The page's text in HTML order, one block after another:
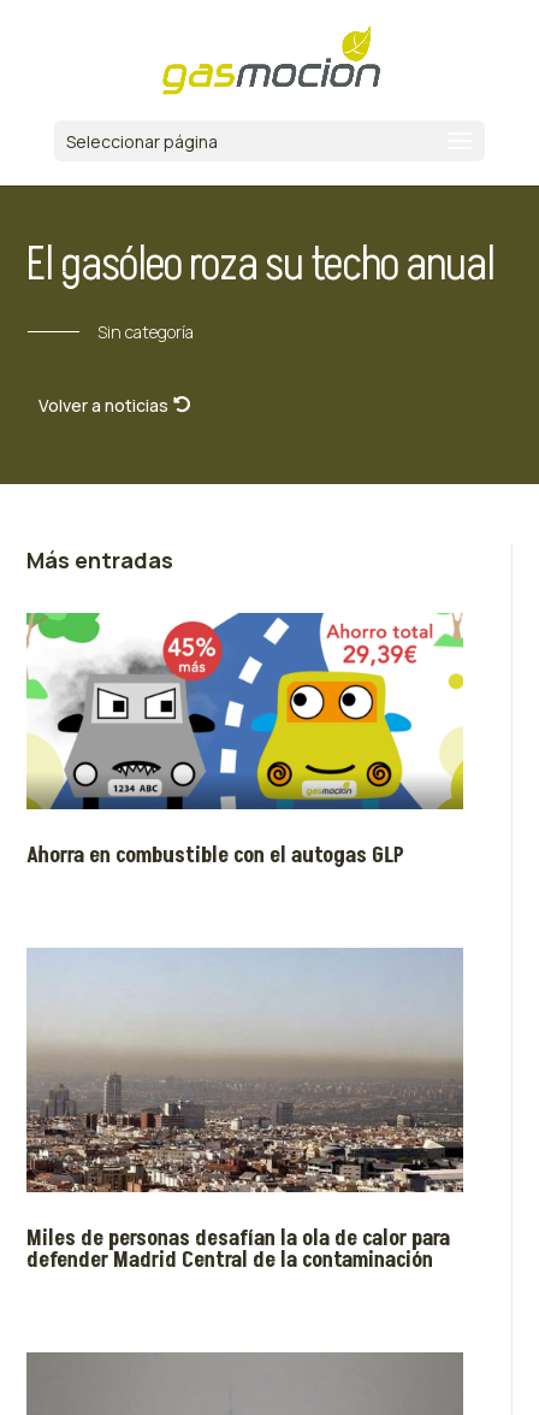
Seleccionar página
El gasóleo roza su techo anual
Sin categoría
Volver a noticias
Más entradas
Ahorra en combustible con el autogas GLP
Miles de personas desafían la ola de calor para
defender Madrid Central de la contaminación